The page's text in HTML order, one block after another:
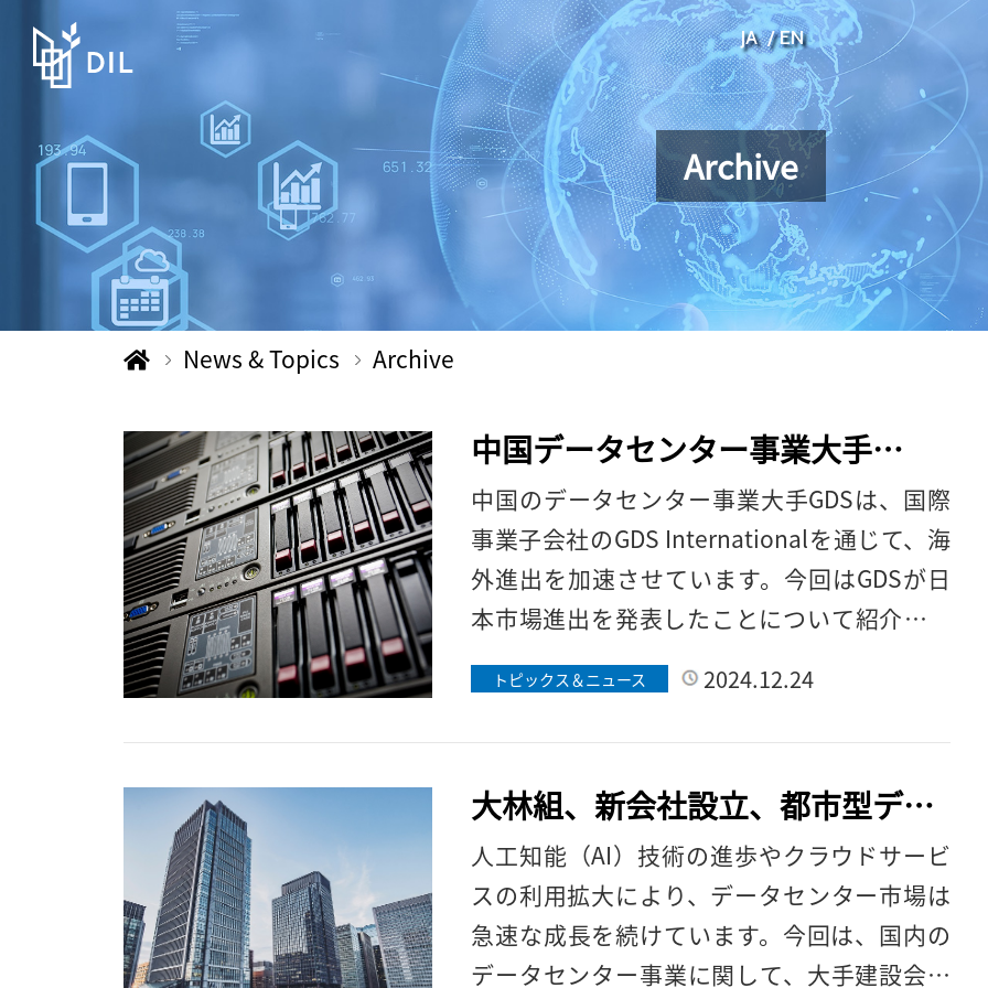
JA EN
Archive
News & Topics Archive
中国データセンター事業大手
GDS、府中市にデータセンター建
設を発表
中国のデータセンター事業大手GDSは、国際
事業子会社のGDS Internationalを通じて、海
外進出を加速させています。今回はGDSが日
本市場進出を発表したことについて紹介して
いきます。 中国データセンター事業 […]
トピックス＆ニュース 2024.12.24
大林組、新会社設立、都市型デー
タセンター開発事業に参入を発表
人工知能（AI）技術の進歩やクラウドサービ
スの利用拡大により、データセンター市場は
急速な成長を続けています。今回は、国内の
データセンター事業に関して、大手建設会社